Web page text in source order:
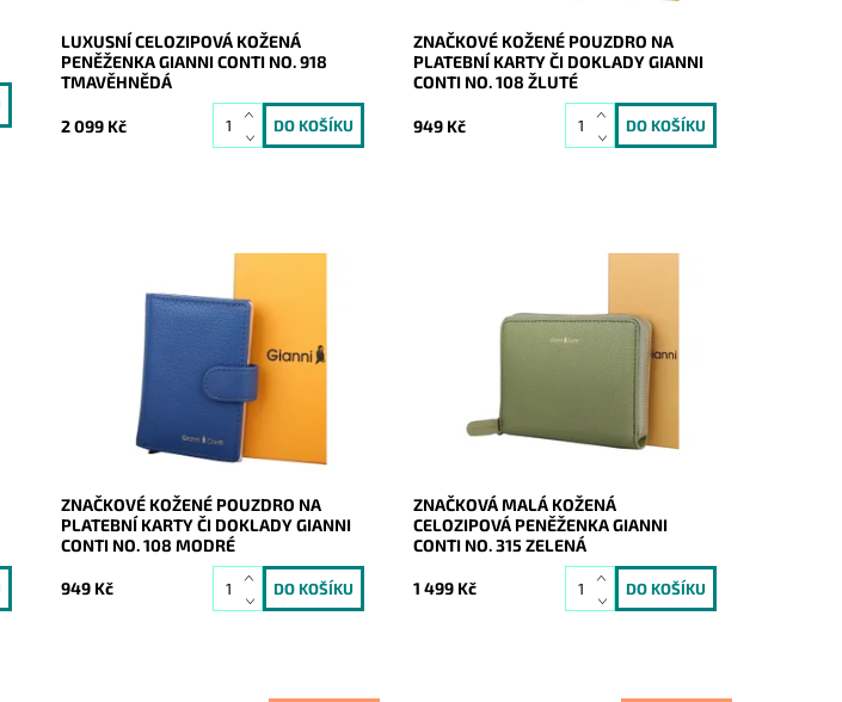
LUXUSNÍ CELOZIPOVÁ KOŽENÁ
PENĚŽENKA GIANNI CONTI NO. 918
TMAVĚHNĚDÁ
2 099 Kč
ZNAČKOVÉ KOŽENÉ POUZDRO NA
PLATEBNÍ KARTY ČI DOKLADY GIANNI
CONTI NO. 108 ŽLUTÉ
949 Kč
Značkové modré poudro na 6 platební
karet či dokladů, které je chráněno
vrstvou RFID proti přečtení údajů z
karet či dokladů.
Dostupnost:
Skladem
20479
Gianni Conti
2 roky
ZNAČKOVÉ KOŽENÉ POUZDRO NA
PLATEBNÍ KARTY ČI DOKLADY GIANNI
CONTI NO. 108 MODRÉ
949 Kč
kožená peněženka Gianni Conti v zelené
Záruka:
2 roky
ZNAČKOVÁ MALÁ KOŽENÁ
CELOZIPOVÁ PENĚŽENKA GIANNI
CONTI NO. 315 ZELENÁ
1 499 Kč